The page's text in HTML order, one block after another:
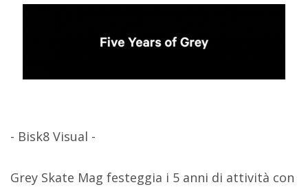
- Bisk8 Visual -
Grey Skate Mag festeggia i 5 anni di attività con